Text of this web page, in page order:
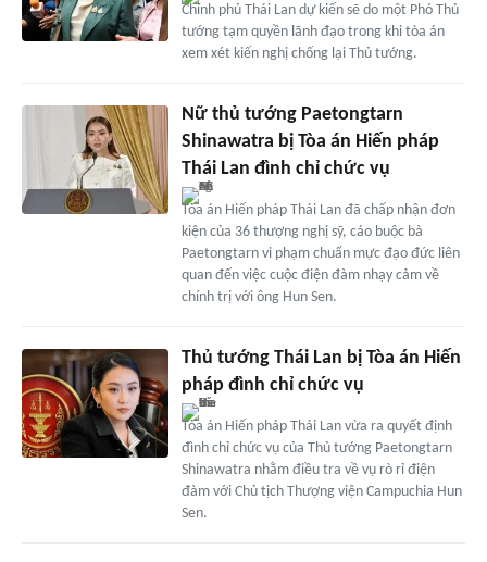
Chính phủ Thái Lan dự kiến sẽ do một Phó Thủ
tướng tạm quyền lãnh đạo trong khi tòa án
xem xét kiến nghị chống lại Thủ tướng.
Nữ thủ tướng Paetongtarn
Shinawatra bị Tòa án Hiến pháp
Thái Lan đình chỉ chức vụ
Tòa án Hiến pháp Thái Lan đã chấp nhận đơn
kiện của 36 thượng nghị sỹ, cáo buộc bà
Paetongtarn vi phạm chuẩn mực đạo đức liên
quan đến việc cuộc điện đàm nhạy cảm về
chính trị với ông Hun Sen.
Thủ tướng Thái Lan bị Tòa án Hiến
pháp đình chỉ chức vụ
Tòa án Hiến pháp Thái Lan vừa ra quyết định
đình chỉ chức vụ của Thủ tướng Paetongtarn
Shinawatra nhằm điều tra về vụ rò rỉ điện
đàm với Chủ tịch Thượng viện Campuchia Hun
Sen.